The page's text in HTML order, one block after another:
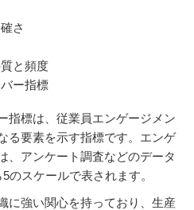
さ
と頻度
ー指標
指標は、従業員エンゲージメン
る要素を示す指標です。エンゲ
、アンケート調査などのデータ
のスケールで表されます。
に強い関心を持っており、生産